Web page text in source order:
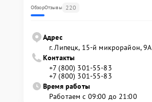
ОбзорОтзывы 220
Адрес
г. Липецк, 15-й микрорайон, 9А
Контакты
+7 (800) 301-55-83
+7 (800) 301-55-83
Время работы
Работаем с 09:00 до 21:00